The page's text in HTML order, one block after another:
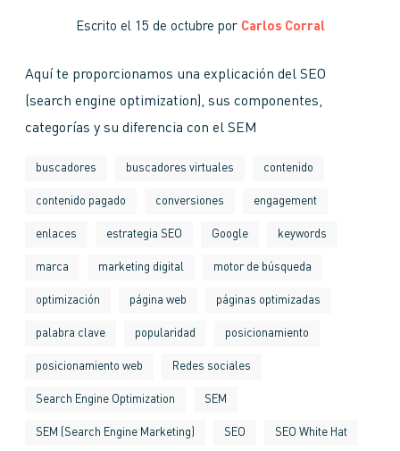
Escrito el 15 de octubre por Carlos Corral
Aquí te proporcionamos una explicación del SEO
(search engine optimization), sus componentes,
categorías y su diferencia con el SEM
buscadores buscadores virtuales contenido
contenido pagado conversiones engagement
enlaces estrategia SEO Google keywords
marca marketing digital motor de búsqueda
optimización página web páginas optimizadas
palabra clave popularidad posicionamiento
posicionamiento web Redes sociales
Search Engine Optimization SEM
SEM (Search Engine Marketing) SEO SEO White Hat